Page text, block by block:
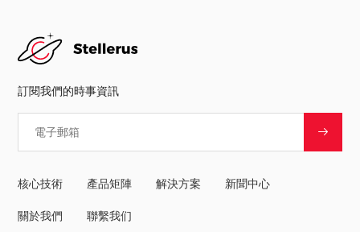
訂閱我們的時事資訊
核心技術 產品矩陣 解決方案 新聞中心
關於我們 聯繫我们